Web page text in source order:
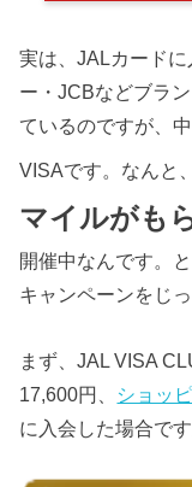
実は、JALカード
ー・JCBなどブラ
ているのですが、
VISAです。なんと
マイルがも
開催中なんです。
キャンペーンをじ
まず、JAL VISA
17,600円、 ショッ
に入会した場合です